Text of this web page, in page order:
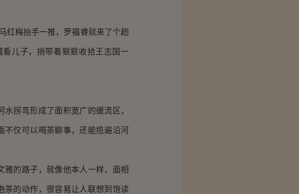
梅抬手一推，罗福睿就来了个趔
儿子，捎带着狠狠收拾王志国一
拐弯形成了面积宽广的缓流区，
仅可以喝茶聊事，还能揽遍沿河
的路子，就像他本人一样，面相
茶的动作，很容易让人联想到饱读